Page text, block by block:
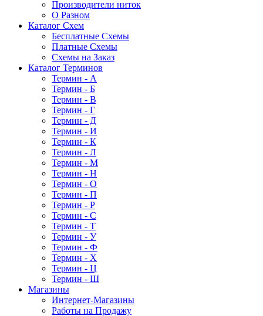
Производители ниток
О Разном
Каталог Схем
Бесплатные Схемы
Платные Схемы
Схемы на Заказ
Каталог Терминов
Термин - А
Термин - Б
Термин - В
Термин - Г
Термин - Д
Термин - И
Термин - К
Термин - Л
Термин - М
Термин - Н
Термин - О
Термин - П
Термин - Р
Термин - С
Термин - Т
Термин - У
Термин - Ф
Термин - Х
Термин - Ц
Термин - Ш
Магазины
Интернет-Магазины
Работы на Продажу